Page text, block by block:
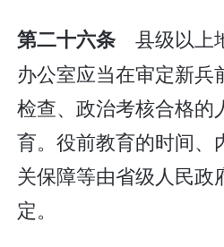
第二十六条 县级以上
办公室应当在审定新兵
检查、政治考核合格的
育。役前教育的时间、
关保障等由省级人民政
定。